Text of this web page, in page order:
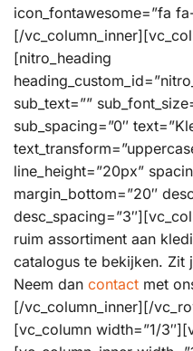
icon_fontawesome=”fa
[/
[nitro_heading
sub_text=””
sub_spacing=”0″
line_height=”20px”
margin_bottom=”20″
ruim assortiment aan
catalogus te bekijken. Zit
Neem dan contact met
[/vc_column_inner][/
[vc_column width=”1/